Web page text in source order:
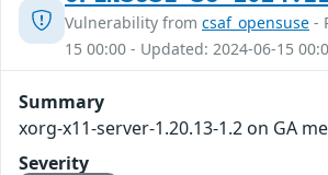
Vulnerability from csaf_opensuse -
15 00:00 - Updated: 2024-06-15
Summary
xorg-x11-server-1.20.13-1.2 on GA
Severity